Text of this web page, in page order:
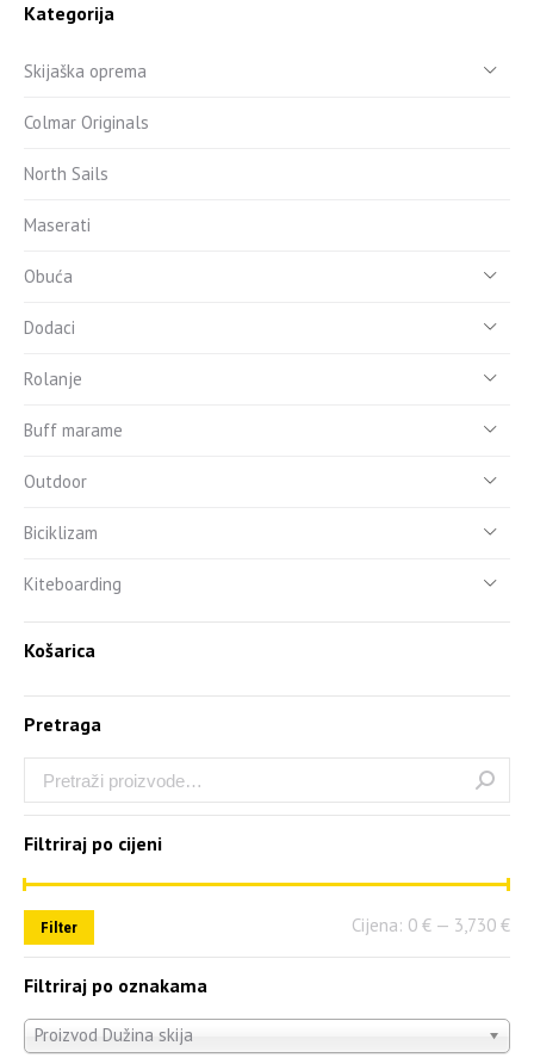
Kategorija
Skijaška oprema
Colmar Originals
North Sails
Maserati
Obuća
Dodaci
Rolanje
Buff marame
Outdoor
Biciklizam
Kiteboarding
Košarica
Pretraga
Filtriraj po cijeni
Filter Cijena: 0 € — 3,730 €
Filtriraj po oznakama
Proizvod Dužina skija